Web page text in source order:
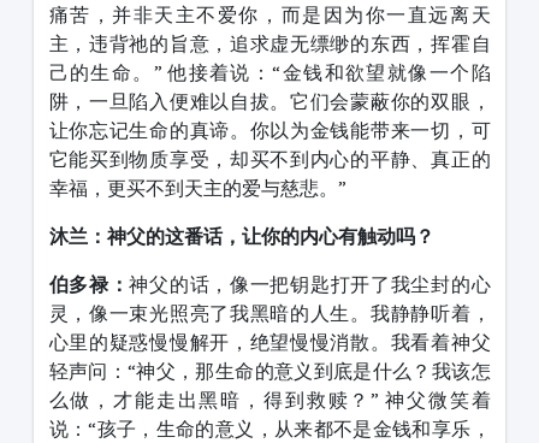
痛苦，并非天主不爱你，而是因为你一直远离天
主，违背祂的旨意，追求虚无缥缈的东西，挥霍自
己的生命。 ”他接着说：“金钱和欲望就像一个陷
阱，一旦陷入便难以自拔。它们会蒙蔽你的双眼，
让你忘记生命的真谛。你以为金钱能带来一切，可
它能买到物质享受，却买不到内心的平静、真正的
幸福，更买不到天主的爱与慈悲。 ”
沐兰：神父的这番话，让你的内心有触动吗？
伯多禄：神父的话，像一把钥匙打开了我尘封的心
灵，像一束光照亮了我黑暗的人生。我静静听着，
心里的疑惑慢慢解开，绝望慢慢消散。我看着神父
轻声问： “神父，那生命的意义到底是什么？我该怎
么做，才能走出黑暗，得到救赎？”神父微笑着
说：“孩子，生命的意义，从来都不是金钱和享乐，